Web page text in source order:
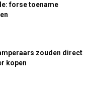
forse toename
zouden direct
kopen